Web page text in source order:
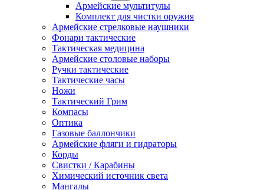
Армейские мультитулы
Комплект для чистки оружия
Армейские стрелковые наушники
Фонари тактические
Тактическая медицина
Армейские столовые наборы
Ручки тактические
Тактические часы
Ножи
Тактический Грим
Компасы
Оптика
Газовые баллончики
Армейские фляги и гидраторы
Корды
Свистки / Карабины
Химический источник света
Мангалы